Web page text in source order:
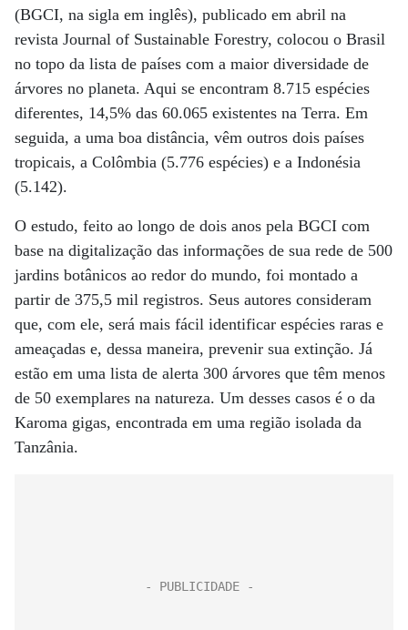
(BGCI, na sigla em inglês), publicado em abril na
revista Journal of Sustainable Forestry, colocou o Brasil
no topo da lista de países com a maior diversidade de
árvores no planeta. Aqui se encontram 8.715 espécies
diferentes, 14,5% das 60.065 existentes na Terra. Em
seguida, a uma boa distância, vêm outros dois países
tropicais, a Colômbia (5.776 espécies) e a Indonésia
(5.142).
O estudo, feito ao longo de dois anos pela BGCI com
base na digitalização das informações de sua rede­ de 500
jardins botânicos ao redor do mundo, foi montado a
partir de 375,5 mil registros. Seus autores consideram
que, com ele, será mais fácil identificar ­espécies raras e
ameaçadas e, dessa maneira, prevenir sua extinção. Já
estão em uma lista de alerta 300 árvores que têm menos
de 50 exemplares na natureza. Um desses casos é o da
Karoma gigas, encontrada em uma região isolada da
Tanzânia.